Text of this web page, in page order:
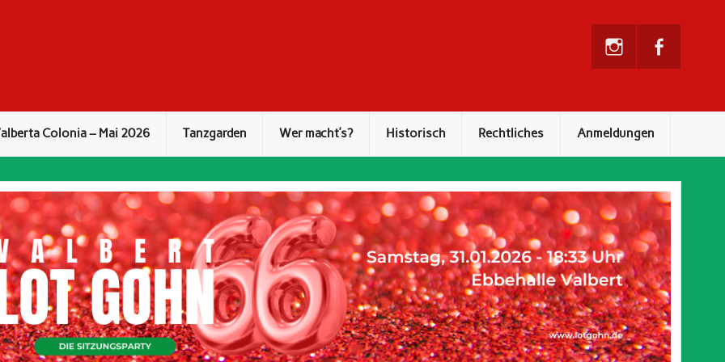
Colonia – Mai 2026 Tanzgarden Wer macht’s? Historisch Rechtliches Anmeldungen